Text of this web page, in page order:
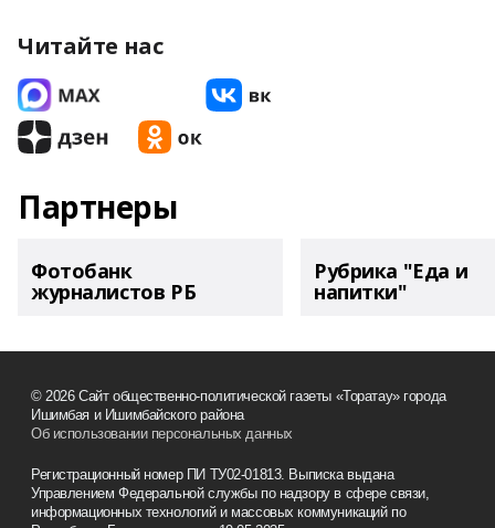
Читайте нас
Партнеры
Фотобанк
журналистов РБ
Рубрика "Еда и
напитки"
© 2026 Сайт общественно-политической газеты «Торатау» города
Ишимбая и Ишимбайского района
Об использовании персональных данных
Регистрационный номер ПИ ТУ02-01813. Выписка выдана
Управлением Федеральной службы по надзору в сфере связи,
информационных технологий и массовых коммуникаций по